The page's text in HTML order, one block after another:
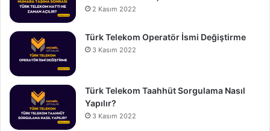
2 Kasım 2022
Türk Telekom Operatör İsmi Değiştirme
3 Kasım 2022
Türk Telekom Taahhüt Sorgulama Nasıl
Yapılır?
3 Kasım 2022